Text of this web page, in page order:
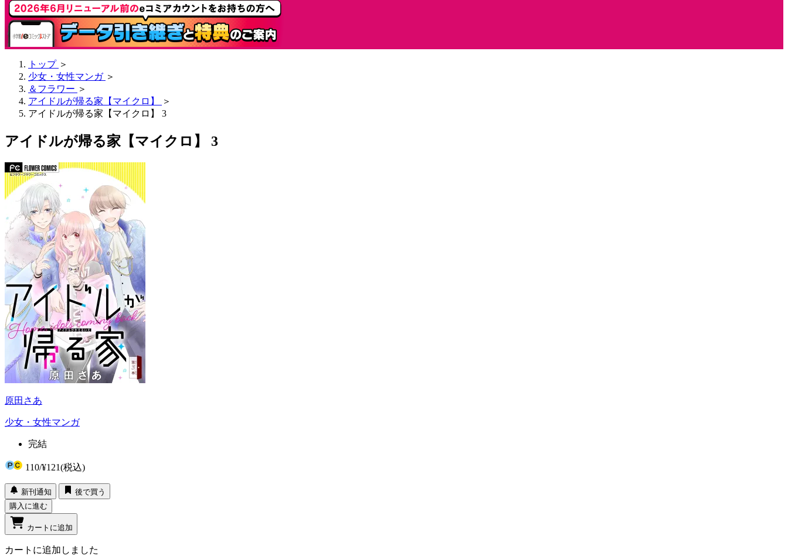
トップ ＞
少女・女性マンガ ＞
＆フラワー ＞
アイドルが帰る家【マイクロ】
＞
アイドルが帰る家【マイクロ】 3
アイドルが帰る家【マイクロ】 3
原田さあ
少女・女性マンガ
完結
110/¥121(税込)
新刊通知
後で買う
購入に進む
カートに追加
カートに追加しました